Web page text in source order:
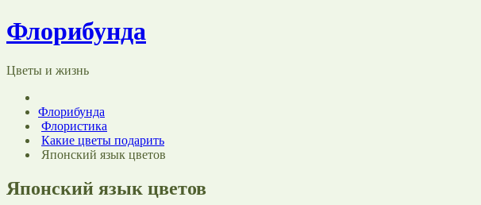
Флорибунда
Цветы и жизнь
Флорибунда
Флористика
Какие цветы подарить
Японский язык цветов
Японский язык цветов